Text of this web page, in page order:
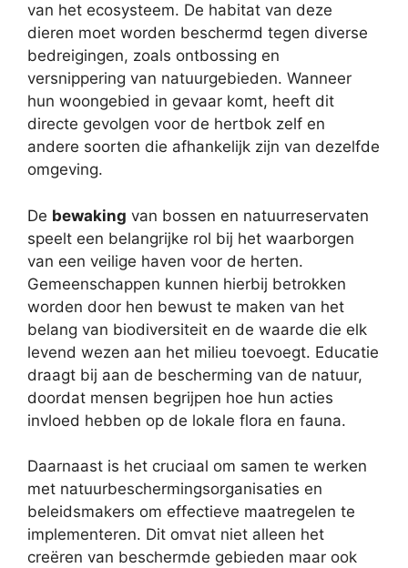
van het ecosysteem. De habitat van deze
dieren moet worden beschermd tegen diverse
bedreigingen, zoals ontbossing en
versnippering van natuurgebieden. Wanneer
hun woongebied in gevaar komt, heeft dit
directe gevolgen voor de hertbok zelf en
andere soorten die afhankelijk zijn van dezelfde
omgeving.
De bewaking van bossen en natuurreservaten
speelt een belangrijke rol bij het waarborgen
van een veilige haven voor de herten.
Gemeenschappen kunnen hierbij betrokken
worden door hen bewust te maken van het
belang van biodiversiteit en de waarde die elk
levend wezen aan het milieu toevoegt. Educatie
draagt bij aan de bescherming van de natuur,
doordat mensen begrijpen hoe hun acties
invloed hebben op de lokale flora en fauna.
Daarnaast is het cruciaal om samen te werken
met natuurbeschermingsorganisaties en
beleidsmakers om effectieve maatregelen te
implementeren. Dit omvat niet alleen het
creëren van beschermde gebieden maar ook